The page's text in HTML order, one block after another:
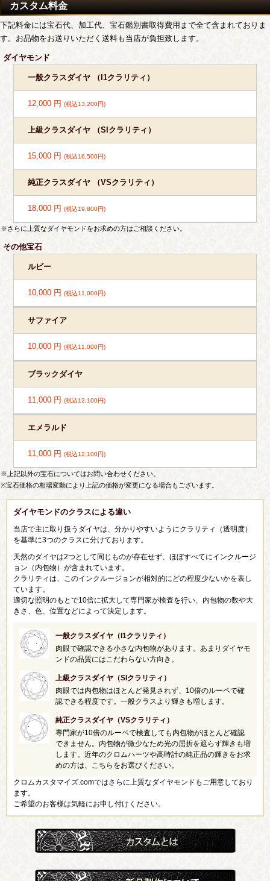
カスタム料金
下記料金には宝石代、加工代、宝石鑑別書取得費用まで全て含まれておりま
す。お品物をお送りいただく送料も当店が負担致します。
ダイヤモンド
一般クラスダイヤ （I1クラリティ）
12,000 円(税込13,200円)
上級クラスダイヤ （SIクラリティ）
15,000 円(税込16,500円)
純正クラスダイヤ （VSクラリティ）
18,000 円(税込19,800円)
※さらに上質なダイヤモンドをお求めの方はご相談ください。
その他宝石
ルビー
10,000 円(税込11,000円)
サファイア
10,000 円(税込11,000円)
ブラックダイヤ
11,000 円(税込12,100円)
エメラルド
11,000 円(税込12,100円)
※上記以外の宝石についてはお問い合わせください。
※宝石価格の相場変動により上記の価格が変更になる場合もございます。
ダイヤモンドのクラスによる違い
当店で主に取り扱うダイヤは、分かりやすいようにクラリティ（透明度）
を基準に3つのクラスに分けております。
天然のダイヤは2つとして同じものが存在せず、ほぼすべてにインクルージ
ョン（内包物）が含まれています。
クラリティは、このインクルージョンが相対的にどの程度少ないかを表し
ています。
適切な照明のもとで10倍に拡大して専門家が検査を行い、内包物の数や大
きさ、色、位置などによって決定します。
一般クラスダイヤ（I1クラリティ）
肉眼で確認できる小さな内包物があります。あまりダイヤモ
ンドの品質にはこだわらない方向き。
上級クラスダイヤ（SIクラリティ）
肉眼では内包物はほとんど発見されず、10倍のルーペで確
認できる程度です。一般クラスより輝きも増します。
純正クラスダイヤ（VSクラリティ）
専門家が10倍のルーペで検査しても内包物がほとんど確認
できません。内包物が微少なため光の屈折を遮らず輝きも増
します。近年のクロムハーツや高時計の純正品の輝きをお求
めの方は、こちらをお選びください。
クロムカスタマイズ.comではさらに上質なダイヤモンドもご用意しており
ます。
ご希望のお客様は気軽にお申し付けください。